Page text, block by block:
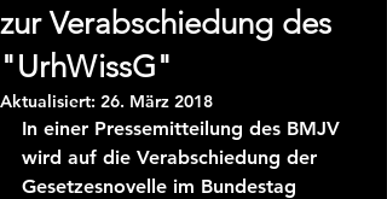
zur Verabschiedung des
"UrhWissG"
Aktualisiert: 26. März 2018
In einer Pressemitteilung des BMJV
wird auf die Verabschiedung der
Gesetzesnovelle im Bundestag